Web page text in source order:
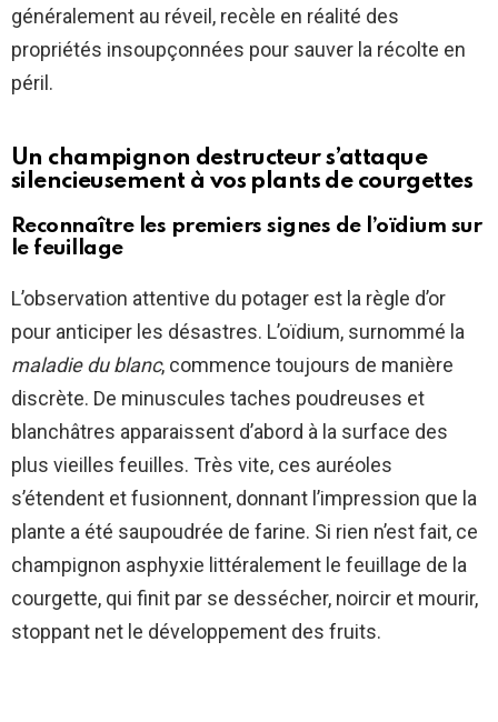
généralement au réveil, recèle en réalité des
propriétés insoupçonnées pour sauver la récolte en
péril.
Un champignon destructeur s’attaque
silencieusement à vos plants de courgettes
Reconnaître les premiers signes de l’oïdium sur
le feuillage
L’observation attentive du potager est la règle d’or
pour anticiper les désastres. L’oïdium, surnommé la
maladie du blanc, commence toujours de manière
discrète. De minuscules taches poudreuses et
blanchâtres apparaissent d’abord à la surface des
plus vieilles feuilles. Très vite, ces auréoles
s’étendent et fusionnent, donnant l’impression que la
plante a été saupoudrée de farine. Si rien n’est fait, ce
champignon asphyxie littéralement le feuillage de la
courgette, qui finit par se dessécher, noircir et mourir,
stoppant net le développement des fruits.